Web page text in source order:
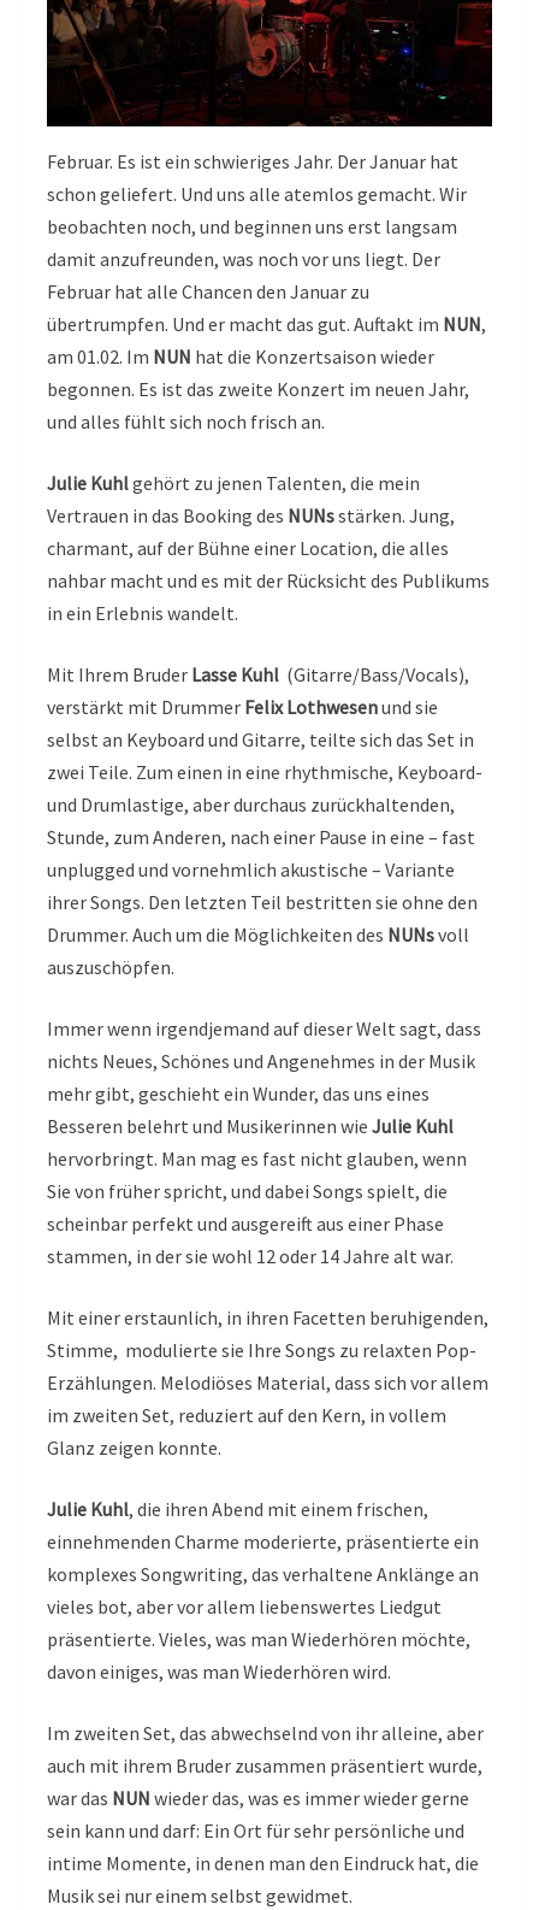
Februar. Es ist ein schwieriges Jahr. Der Januar hat
schon geliefert. Und uns alle atemlos gemacht. Wir
beobachten noch, und beginnen uns erst langsam
damit anzufreunden, was noch vor uns liegt. Der
Februar hat alle Chancen den Januar zu
übertrumpfen. Und er macht das gut. Auftakt im NUN,
am 01.02. Im NUN hat die Konzertsaison wieder
begonnen. Es ist das zweite Konzert im neuen Jahr,
und alles fühlt sich noch frisch an.
Julie Kuhlgehört zu jenen Talenten, die mein
Vertrauen in das Booking des NUNsstärken. Jung,
charmant, auf der Bühne einer Location, die alles
nahbar macht und es mit der Rücksicht des Publikums
in ein Erlebnis wandelt.
Mit Ihrem Bruder Lasse Kuhl (Gitarre/Bass/Vocals),
verstärkt mit Drummer Felix Lothwesenund sie
selbst an Keyboard und Gitarre, teilte sich das Set in
zwei Teile. Zum einen in eine rhythmische, Keyboard-
und Drumlastige, aber durchaus zurückhaltenden,
Stunde, zum Anderen, nach einer Pause in eine – fast
unplugged und vornehmlich akustische – Variante
ihrer Songs. Den letzten Teil bestritten sie ohne den
Drummer. Auch um die Möglichkeiten des NUNsvoll
auszuschöpfen.
Immer wenn irgendjemand auf dieser Welt sagt, dass
nichts Neues, Schönes und Angenehmes in der Musik
mehr gibt, geschieht ein Wunder, das uns eines
Besseren belehrt und Musikerinnen wie Julie Kuhl
hervorbringt. Man mag es fast nicht glauben, wenn
Sie von früher spricht, und dabei Songs spielt, die
scheinbar perfekt und ausgereift aus einer Phase
stammen, in der sie wohl 12 oder 14 Jahre alt war.
Mit einer erstaunlich, in ihren Facetten beruhigenden,
Stimme, modulierte sie Ihre Songs zu relaxten Pop-
Erzählungen. Melodiöses Material, dass sich vor allem
im zweiten Set, reduziert auf den Kern, in vollem
Glanz zeigen konnte.
Julie Kuhl, die ihren Abend mit einem frischen,
einnehmenden Charme moderierte, präsentierte ein
komplexes Songwriting, das verhaltene Anklänge an
vieles bot, aber vor allem liebenswertes Liedgut
präsentierte. Vieles, was man Wiederhören möchte,
davon einiges, was man Wiederhören wird.
Im zweiten Set, das abwechselnd von ihr alleine, aber
auch mit ihrem Bruder zusammen präsentiert wurde,
war das NUN wieder das, was es immer wieder gerne
sein kann und darf: Ein Ort für sehr persönliche und
intime Momente, in denen man den Eindruck hat, die
Musik sei nur einem selbst gewidmet.